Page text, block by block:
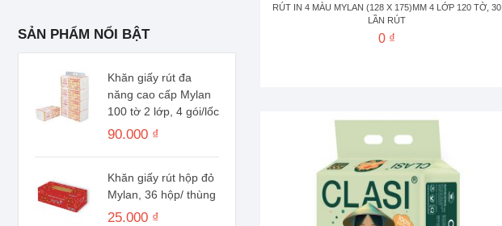
RÚT IN 4 MÀU MYLAN (128 X 175)MM 4 LỚP 120 TỜ, 30
LẦN RÚT
0 ₫
SẢN PHẨM NỔI BẬT
Khăn giấy rút đa
năng cao cấp Mylan
100 tờ 2 lớp, 4 gói/lốc
90.000 ₫
Khăn giấy rút hộp đỏ
Mylan, 36 hộp/ thùng
25.000 ₫